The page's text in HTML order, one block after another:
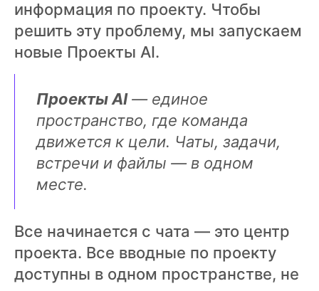
информация по проекту. Чтобы
решить эту проблему, мы запускаем
новые Проекты AI.
Проекты AI— единое
пространство, где команда
движется к цели. Чаты, задачи,
встречи и файлы — в одном
месте.
Все начинается с чата — это центр
проекта. Все вводные по проекту
доступны в одном пространстве, не